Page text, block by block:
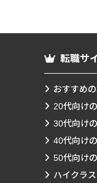
転職サ
おすすめ
20代向け
30代向け
40代向け
50代向け
ハイクラ